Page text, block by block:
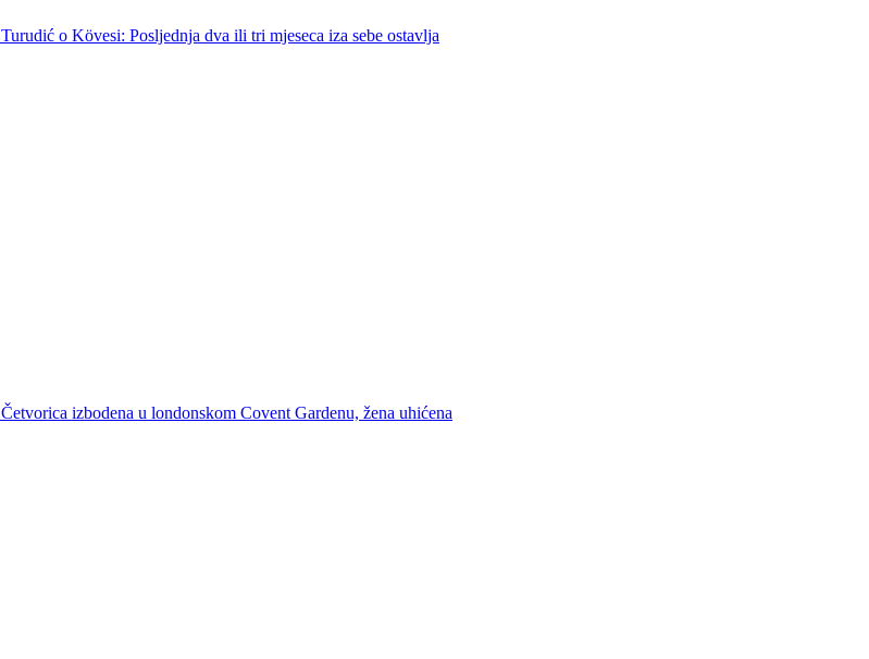
Turudić o Kövesi: Posljednja dva ili tri mjeseca iza sebe ostavlja
Četvorica izbodena u londonskom Covent Gardenu, žena uhićena